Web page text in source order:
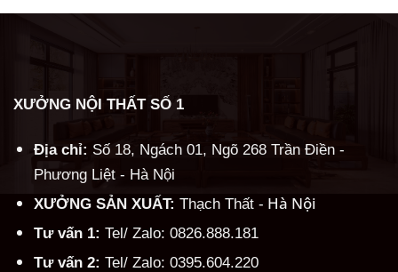
XƯỞNG NỘI THẤT SỐ 1
Địa chỉ: Số 18, Ngách 01, Ngõ 268 Trần Điền -
Phương Liệt - Hà Nội
XƯỞNG SẢN XUẤT: Thạch Thất - Hà Nội
Tư vấn 1: Tel/ Zalo: 0826.888.181
Tư vấn 2: Tel/ Zalo: 0395.604.220